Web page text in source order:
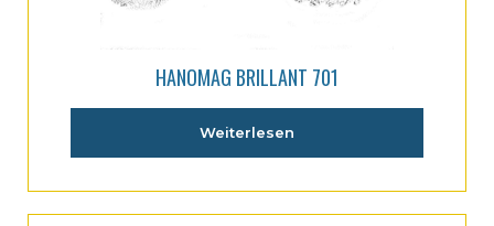
HANOMAG BRILLANT 701
Weiterlesen